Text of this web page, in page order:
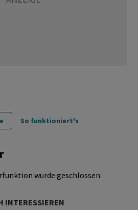
So funktioniert's
wurde geschlossen.
INTERESSIEREN